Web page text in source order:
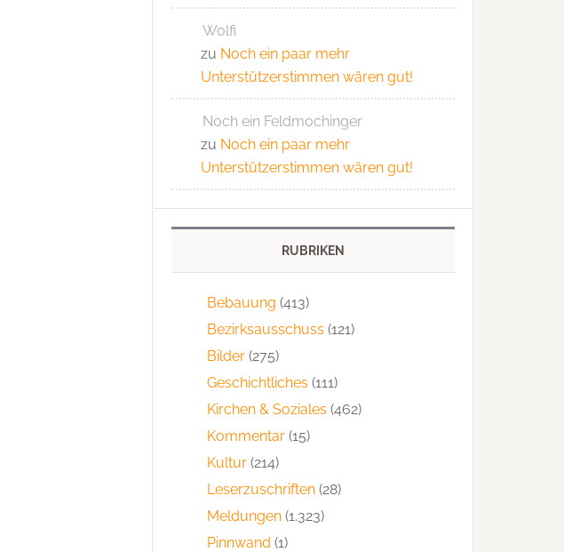
Wolfi
zu Noch ein paar mehr
Unterstützerstimmen wären gut!
Noch ein Feldmochinger
zu Noch ein paar mehr
Unterstützerstimmen wären gut!
RUBRIKEN
Bebauung (413)
Bezirksausschuss (121)
Bilder (275)
Geschichtliches (111)
Kirchen & Soziales (462)
Kommentar (15)
Kultur (214)
Leserzuschriften (28)
Meldungen (1.323)
Pinnwand (1)